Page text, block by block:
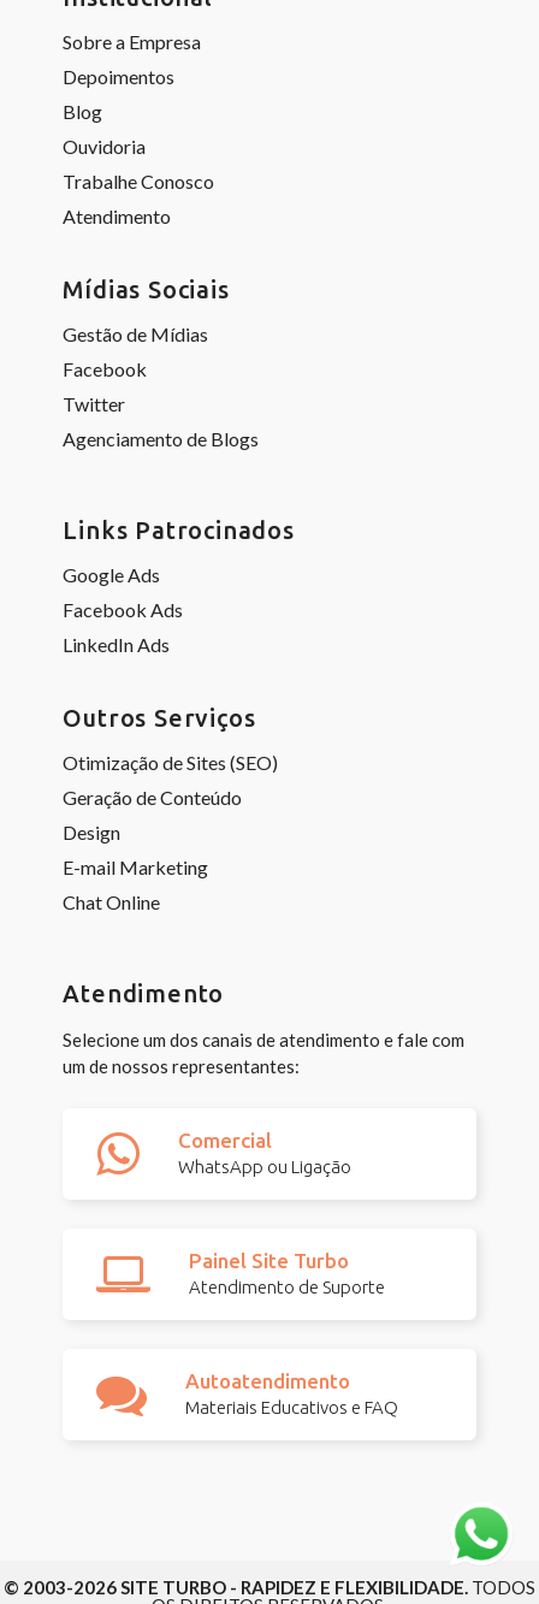
Sobre a Empresa
Depoimentos
Blog
Ouvidoria
Trabalhe Conosco
Atendimento
Mídias Sociais
Gestão de Mídias
Facebook
Twitter
Agenciamento de Blogs
Links Patrocinados
Google Ads
Facebook Ads
LinkedIn Ads
Outros Serviços
Otimização de Sites (SEO)
Geração de Conteúdo
Design
E-mail Marketing
Chat Online
Atendimento
Selecione um dos canais de atendimento e fale com
um de nossos representantes:
Comercial
WhatsApp ou Ligação
Painel Site Turbo
Atendimento de Suporte
Autoatendimento
Materiais Educativos e FAQ
© 2003-2026 SITE TURBO - RAPIDEZ E FLEXIBILIDADE. TODOS